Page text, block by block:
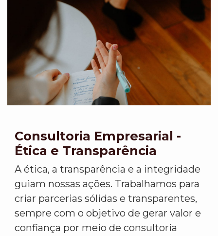
Consultoria Empresarial -
Ética e Transparência
A ética, a transparência e a integridade
guiam nossas ações. Trabalhamos para
criar parcerias sólidas e transparentes,
sempre com o objetivo de gerar valor e
confiança por meio de consultoria